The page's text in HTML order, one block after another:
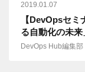
2019.01.07
【DevOpsセ
る自動化の未来
DevOps Hub編集部